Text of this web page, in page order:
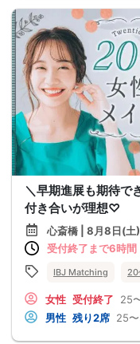
＼早期進展も期待で
付き合いが理想♡
心斎橋 | 8月8日(土
受付終了まで6時間
IBJ Matching 20
女性 受付終了 25
男性 残り2席 25